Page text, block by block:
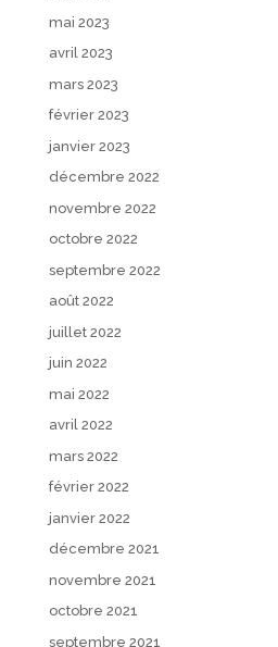
mai 2023
avril 2023
mars 2023
février 2023
janvier 2023
décembre 2022
novembre 2022
octobre 2022
septembre 2022
août 2022
juillet 2022
juin 2022
mai 2022
avril 2022
mars 2022
février 2022
janvier 2022
décembre 2021
novembre 2021
octobre 2021
septembre 2021